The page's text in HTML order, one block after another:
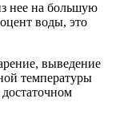
нее на большую
воды, это
выведение
температуры